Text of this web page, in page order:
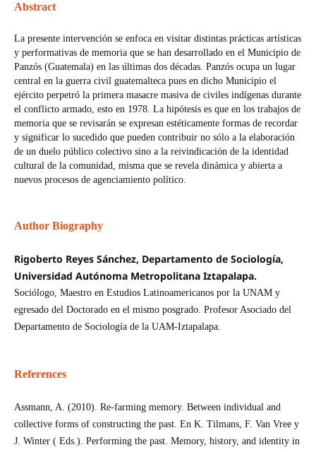
Abstract
La presente intervención se enfoca en visitar distintas prácticas artísticas
y performativas de memoria que se han desarrollado en el Municipio de
Panzós (Guatemala) en las últimas dos décadas. Panzós ocupa un lugar
central en la guerra civil guatemalteca pues en dicho Municipio el
ejército perpetró la primera masacre masiva de civiles indígenas durante
el conflicto armado, esto en 1978. La hipótesis es que en los trabajos de
memoria que se revisarán se expresan estéticamente formas de recordar
y significar lo sucedido que pueden contribuir no sólo a la elaboración
de un duelo público colectivo sino a la reivindicación de la identidad
cultural de la comunidad, misma que se revela dinámica y abierta a
nuevos procesos de agenciamiento político.
Author Biography
Rigoberto Reyes Sánchez, Departamento de Sociología,
Universidad Autónoma Metropolitana Iztapalapa.
Sociólogo, Maestro en Estudios Latinoamericanos por la UNAM y
egresado del Doctorado en el mismo posgrado. Profesor Asociado del
Departamento de Sociología de la UAM-Iztapalapa.
References
Assmann, A. (2010). Re-farming memory. Between individual and
collective forms of constructing the past. En K. Tilmans, F. Van Vree y
J. Winter ( Eds.). Performing the past. Memory, history, and identity in